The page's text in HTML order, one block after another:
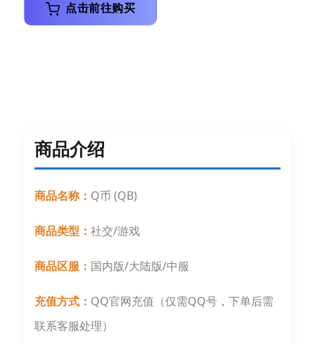
点击前往购买
商品介绍
商品名称： Q币 (QB)
商品类型：社交/游戏
商品区服： 国内版/大陆版/中服
充值方式： QQ官网充值（仅需QQ号，下单后需
联系客服处理）